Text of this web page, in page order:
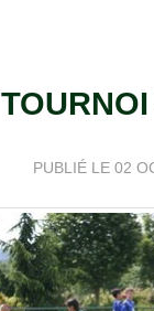
PUBLIÉ LE 02